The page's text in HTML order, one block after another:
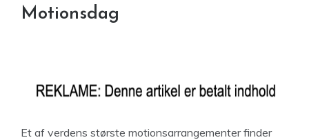
Motionsdag
Et af verdens største motionsarrangementer finder